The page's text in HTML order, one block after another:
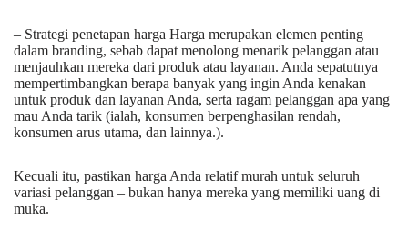
– Strategi penetapan harga Harga merupakan elemen penting
dalam branding, sebab dapat menolong menarik pelanggan atau
menjauhkan mereka dari produk atau layanan. Anda sepatutnya
mempertimbangkan berapa banyak yang ingin Anda kenakan
untuk produk dan layanan Anda, serta ragam pelanggan apa yang
mau Anda tarik (ialah, konsumen berpenghasilan rendah,
konsumen arus utama, dan lainnya.).
Kecuali itu, pastikan harga Anda relatif murah untuk seluruh
variasi pelanggan – bukan hanya mereka yang memiliki uang di
muka.